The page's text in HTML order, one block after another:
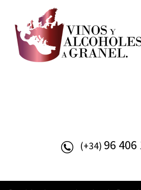
(+34) 96 406